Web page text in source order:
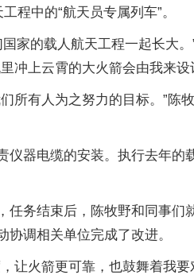
程中的“航天员专属列车”。
家的载人航天工程一起长大
冲上云霄的大火箭会由我来设
所有人为之努力的目标。”
器电缆的安装。执行去年
务结束后，陈牧野和同事
调相关单位完成了改进。
让火箭更可靠，也鼓舞着我